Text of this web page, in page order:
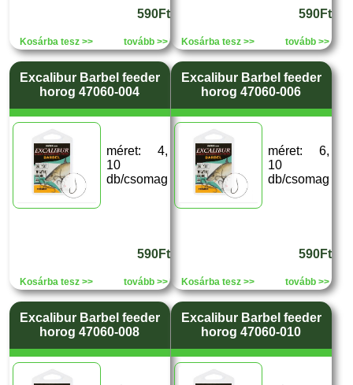
590Ft
Kosárba tesz >> tovább >>
590Ft
Kosárba tesz >> tovább >>
Excalibur Barbel feeder
horog 47060-004
méret: 4,
10
db/csomag
590Ft
Kosárba tesz >> tovább >>
Excalibur Barbel feeder
horog 47060-006
méret: 6,
10
db/csomag
590Ft
Kosárba tesz >> tovább >>
Excalibur Barbel feeder
horog 47060-008
Excalibur Barbel feeder
horog 47060-010